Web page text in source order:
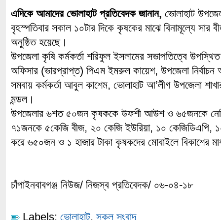
এদিকে আমাদের ভোলাহাট প্রতিবেদক জানান, ভোলাহাট
বৃহস্পতিবার সকাল ১০টার দিকে কৃষকের মাঝে বিনামূল্যে সার
অনুষ্ঠিত হয়েছে।
উপজেলা কৃষি কর্মকর্তা শরিফুল ইসলামের সভাপতিত্বে উপস্থিত
অফিসার (ভারপ্রাপ্ত) পিএম ইমরুল কায়েশ, উপজেলা
সমবায় কর্মকর্তা আবুল কাশেম, ভোলাহাট আ’লীগ উপজেলা
মন্ডল।
উপজেলার ৬শত ৫০জন কৃষককে উফশী আউশ ও ৬৫জনকে
৭১জনকে ৫কেজি বীজ, ২০ কেজি ইউরিয়া, ১০ কেজিডিএপি,
করে ৬৫০জন ও ১ হাজার টাকা কৃষকদের মোবাইলে বিকাশের
চাঁপাইনবাবগঞ্জ নিউজ/ নিজস্ব প্রতিবেদক/ ০৬-০৪-১৮
Labels: ভোলাহাট, সকল সংবাদ